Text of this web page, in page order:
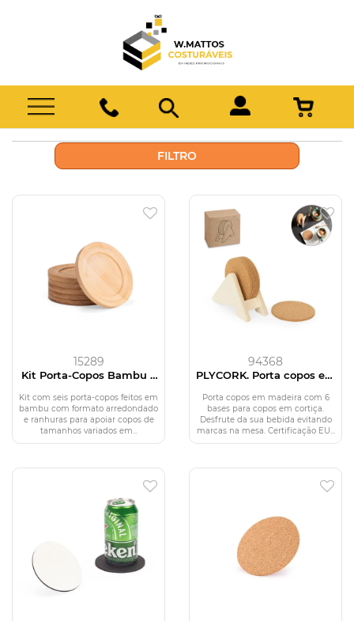
FILTRO
15289
Kit Porta-Copos Bambu 6
Kit com seis porta-copos feitos em
bambu com formato arredondado
e ranhuras para apoiar copos de
tamanhos variados em...
94368
PLYCORK. Porta copos em
copos em cortiça
Porta copos em madeira com 6
bases para copos em cortiça.
Desfrute da sua bebida evitando
marcas na mesa. Certificação EU...